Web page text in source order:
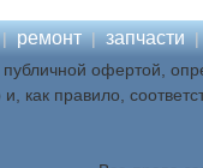
ремонт | запчасти |
офертой,
как правило,